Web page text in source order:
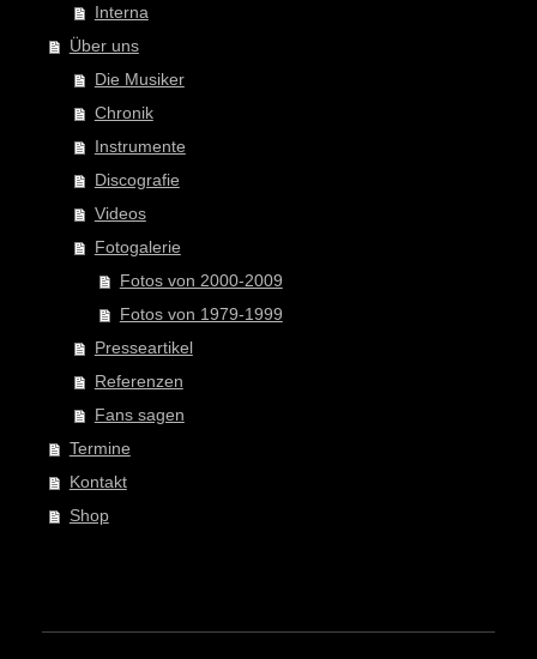
Interna
Über uns
Die Musiker
Chronik
Instrumente
Discografie
Videos
Fotogalerie
Fotos von 2000-2009
Fotos von 1979-1999
Presseartikel
Referenzen
Fans sagen
Termine
Kontakt
Shop